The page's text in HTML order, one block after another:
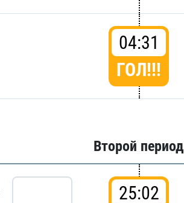
04:31
ГОЛ!!!
Второй период
25:02